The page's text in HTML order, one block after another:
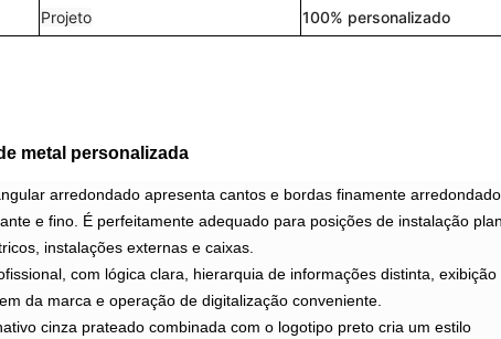
Projeto 100% personalizado
metal personalizada
arredondado apresenta cantos e bordas finamente
e fino. É perfeitamente adequado para posições de instalação
instalações externas e caixas.
com lógica clara, hierarquia de informações distinta, exibição
da marca e operação de digitalização conveniente.
cinza prateado combinada com o logotipo preto cria um estilo